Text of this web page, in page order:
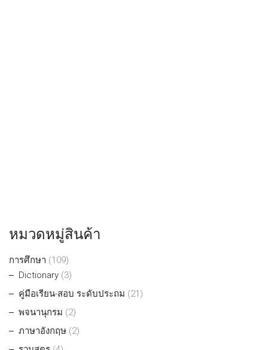
หมวดหมู่สินค้า
การศึกษา (109)
Dictionary (3)
คู่มือเรียน-สอบ ระดับประถม (21)
พจนานุกรม (2)
ภาษาอังกฤษ (2)